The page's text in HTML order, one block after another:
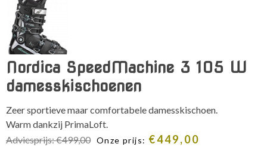
Nordica SpeedMachine 3 105 W
damesskischoenen
Zeer sportieve maar comfortabele damesskischoen.
Warm dankzij PrimaLoft.
Adviesprijs:€499,00 Onze prijs: €449,00